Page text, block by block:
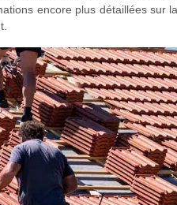
encore plus détaillées sur